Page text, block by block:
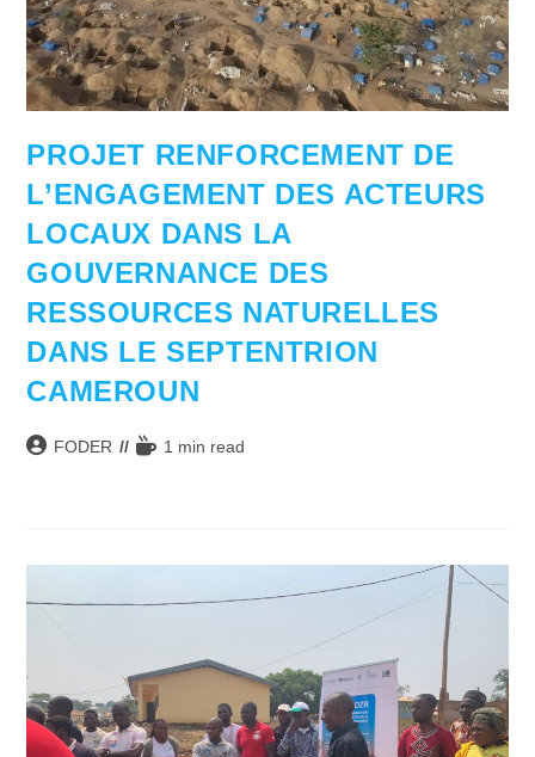
PROJET RENFORCEMENT DE
L’ENGAGEMENT DES ACTEURS
LOCAUX DANS LA
GOUVERNANCE DES
RESSOURCES NATURELLES
DANS LE SEPTENTRION
CAMEROUN
Auteur/autrice
FODER
Temps1 min read